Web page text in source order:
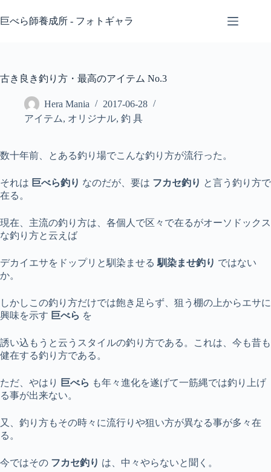
ン
ス
巨べら師養成所 - フォトギャラ
古き良き釣り方・最高のアイテム No.3
Hera Mania
2017-06-28
アイテム, オリジナル, 釣 具
数十年前、とある釣り場でこんな釣り方が流行った。
それは 巨べら釣り なのだが、要は フカセ釣り と言う釣り方で
在る。
現在、主流の釣り方は、各個人で区々で在るがオーソドックス
な釣り方と云えば
デカイエサをドップリと馴染ませる 馴染ませ釣り ではない
か。
しかしこの釣り方だけでは飽き足らず、狙う棚の上からエサに
興味を示す 巨べら を
誘い込もうと云うスタイルの釣り方である。これは、今も昔も
健在する釣り方である。
ただ、やはり 巨べら も年々進化を遂げて一筋縄では釣り上げ
る事が出来ない。
又、釣り方もその時々に流行りや狙い方が異なる事が多々在
る。
今ではその フカセ釣り は、中々やらないと聞く。